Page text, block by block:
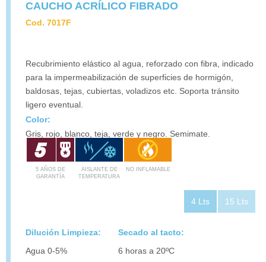
CAUCHO ACRÍLICO FIBRADO
Cod. 7017F
Recubrimiento elástico al agua, reforzado con fibra, indicado
para la impermeabilización de superficies de hormigón,
baldosas, tejas, cubiertas, voladizos etc. Soporta tránsito
ligero eventual.
Color:
Gris, rojo, blanco, teja, verde y negro. Semimate.
5 AÑOS DE
GARANTÍA
AISLANTE DE
TEMPERATURA
NO INFLAMABLE
15 Lts
4 Lts
Dilución Limpieza:
Agua 0-5%
Secado al tacto:
6 horas a 20ºC